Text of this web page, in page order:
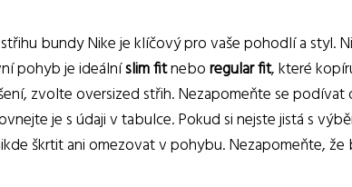
bundy Nike je klíčový pro vaše pohodlí a styl.
pohyb je ideálníslim fitneboregular fit, které
zvolte oversized střih. Nezapomeňte se podívat
je s údaji v tabulce. Pokud si nejste jistá s
škrtit ani omezovat v pohybu. Nezapomeňte,